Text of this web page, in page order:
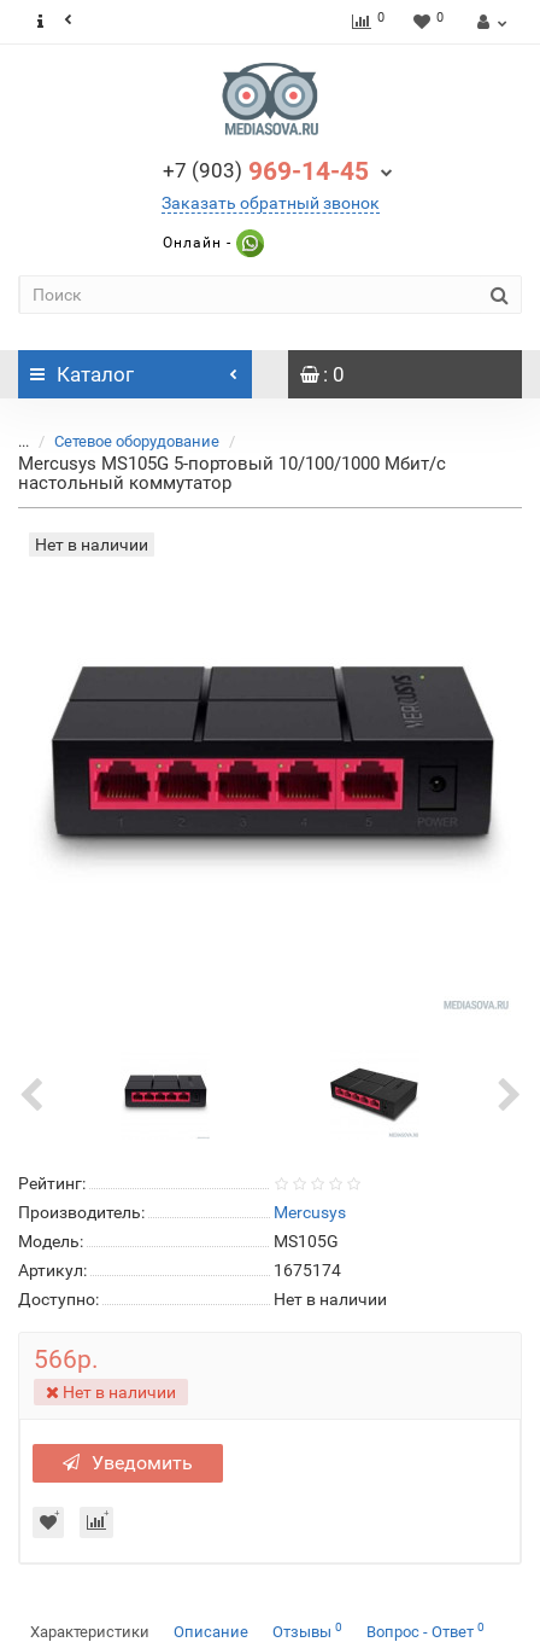
0 0
+7 (903) 969-14-45
Заказать обратный звонок
Онлайн -
Каталог : 0
... Сетевое оборудование
Mercusys MS105G 5-портовый 10/100/1000 Мбит/с
настольный коммутатор
Нет в наличии
Рейтинг:
Производитель:
Mercusys
Модель:
MS105G
Артикул:
1675174
Доступно:
Нет в наличии
566р.
Нет в наличии
Уведомить
Характеристики Описание Отзывы 0 Вопрос - Ответ 0